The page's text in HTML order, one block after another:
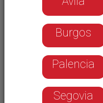
Burgos
Palencia
Segovia